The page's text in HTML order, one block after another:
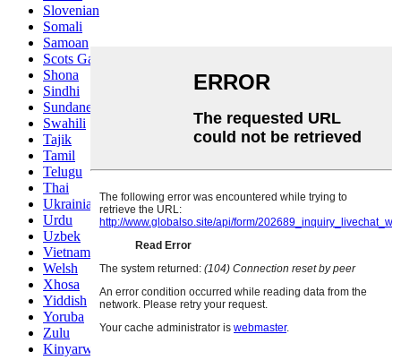
Slovenian
Somali
Samoan
Scots Gaelic
Shona
Sindhi
Sundanese
Swahili
Tajik
Tamil
Telugu
Thai
Ukrainian
Urdu
Uzbek
Vietnamese
Welsh
Xhosa
Yiddish
Yoruba
Zulu
Kinyarwanda